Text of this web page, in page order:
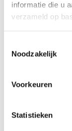
informatie die u
verzameld op
Noodzakelijk
Voorkeuren
Statistieken